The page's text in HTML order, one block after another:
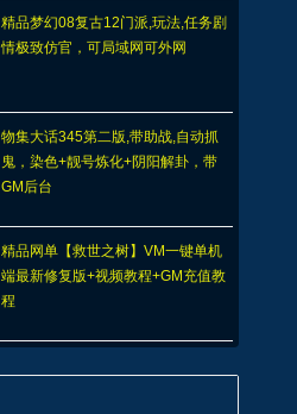
精品梦幻08复古12门派,玩法,任务剧
情极致仿官，可局域网可外网
物集大话345第二版,带助战,自动抓
鬼，染色+靓号炼化+阴阳解卦，带
GM后台
精品网单【救世之树】VM一键单机
端最新修复版+视频教程+GM充值教
程